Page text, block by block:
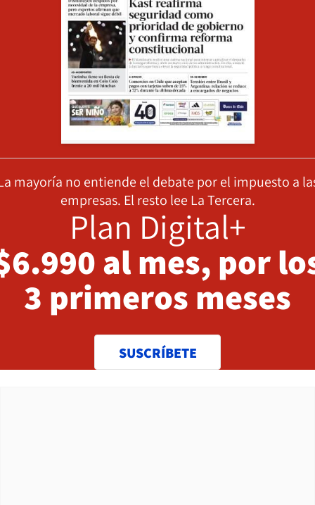
mayoría no entiende el debate por el impuesto a
empresas. El resto lee La Tercera.
Plan Digital+
al mes, por
3 primeros meses
SUSCRÍBETE